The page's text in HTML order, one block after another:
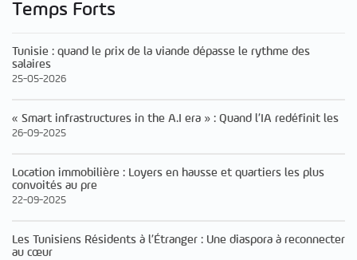
Temps Forts
Tunisie : quand le prix de la viande dépasse le rythme des
salaires
25-05-2026
« Smart infrastructures in the A.I era » : Quand l’IA redéfinit les
26-09-2025
Location immobilière : Loyers en hausse et quartiers les plus
convoités au pre
22-09-2025
Les Tunisiens Résidents à l’Étranger : Une diaspora à reconnecter
au cœur